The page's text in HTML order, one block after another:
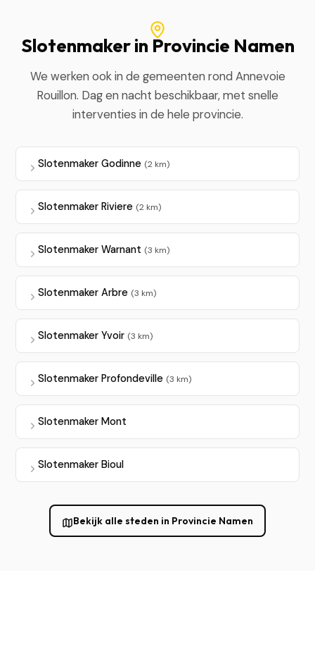
Slotenmaker in Provincie Namen
We werken ook in de gemeenten rond Annevoie
Rouillon. Dag en nacht beschikbaar, met snelle
interventies in de hele provincie.
Slotenmaker Godinne (2 km)
Slotenmaker Riviere (2 km)
Slotenmaker Warnant (3 km)
Slotenmaker Arbre (3 km)
Slotenmaker Yvoir (3 km)
Slotenmaker Profondeville (3 km)
Slotenmaker Mont
Slotenmaker Bioul
Bekijk alle steden in Provincie Namen